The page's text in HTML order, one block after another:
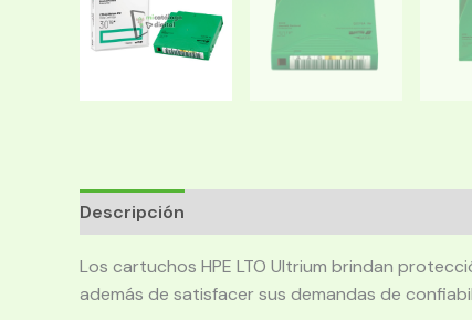
Descripción
Los cartuchos HPE LTO Ultrium brindan
además de satisfacer sus demandas de